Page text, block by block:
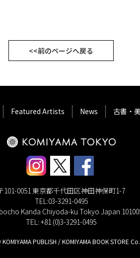
<<前のページへ戻る
Featured Artists News 古書・
101-0051 東京都千代田区神田神保町1-7
TEL:03-3291-0495
Kanda Chiyoda-ku Tokyo Japan
TEL: +81 (0)3-3291-0495
PUBLISH / KOMIYAMA BOOK STORE